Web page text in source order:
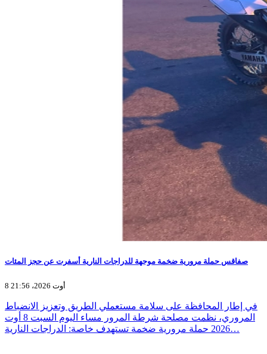
صفاقس حملة مرورية ضخمة موجهة للدراجات النارية أسفرت عن حجز المئات
8 أوت 2026، 21:56
في إطار المحافظة على سلامة مستعملي الطريق وتعزيز الانضباط
المروري، نظمت مصلحة شرطة المرور مساء اليوم السبت 8 أوت
2026 حملة مرورية ضخمة تستهدف خاصة: الدراجات النارية…